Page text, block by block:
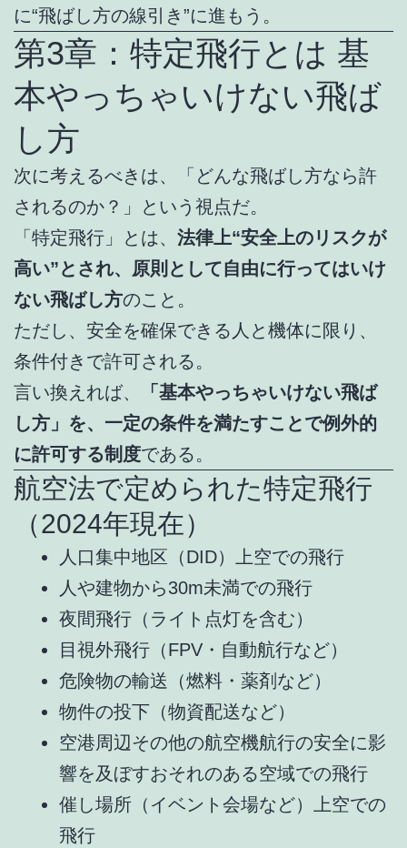
に“飛ばし方の線引き”に進もう。
第3章：特定飛行とは 基
本やっちゃいけない飛ば
し方
次に考えるべきは、「どんな飛ばし方なら許
されるのか？」という視点だ。
「特定飛行」とは、 法律上“安全上のリスクが
高い”とされ、原則として自由に行ってはいけ
ない飛ばし方のこと。
ただし、安全を確保できる人と機体に限り、
条件付きで許可される。
言い換えれば、
「基本やっちゃいけない飛ば
し方」を、一定の条件を満たすことで例外的
に許可する制度である。
航空法で定められた特定飛行
（2024年現在）
人口集中地区（DID）上空での飛行
人や建物から30m未満での飛行
夜間飛行（ライト点灯を含む）
目視外飛行（FPV・自動航行など）
危険物の輸送（燃料・薬剤など）
物件の投下（物資配送など）
空港周辺その他の航空機航行の安全に影
響を及ぼすおそれのある空域での飛行
催し場所（イベント会場など）上空での
飛行